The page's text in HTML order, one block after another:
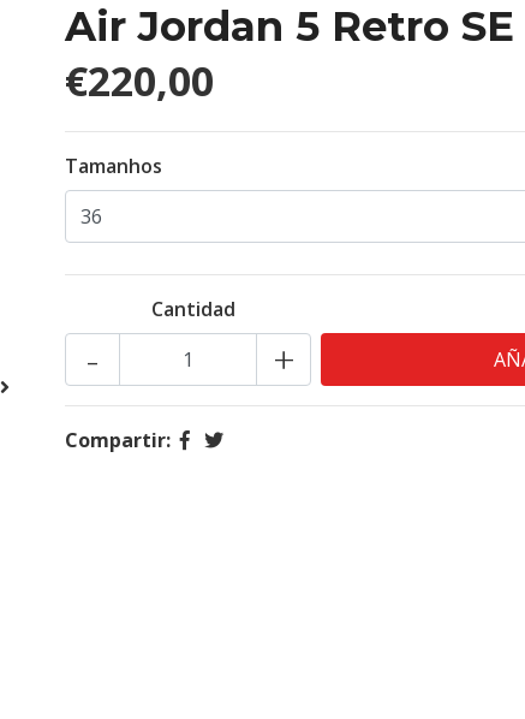
Air Jordan 5 Retro
€220,00
Tamanhos
Cantidad
+
-
Compartir: